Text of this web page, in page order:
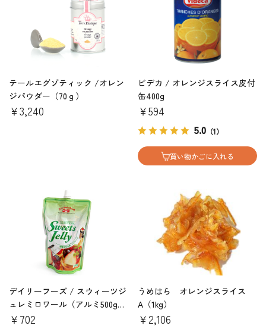
テールエグゾティック /オレン
ジパウダー（70ｇ）
￥3,240
ビデカ / オレンジスライス皮付
缶400g
￥594
5.0 （1）
買い物かごに入れる
デイリーフーズ / スウィーツジ
ュレミロワール（アルミ500gキ
ャップ付）
￥702
うめはら オレンジスライス
A（1kg）
￥2,106